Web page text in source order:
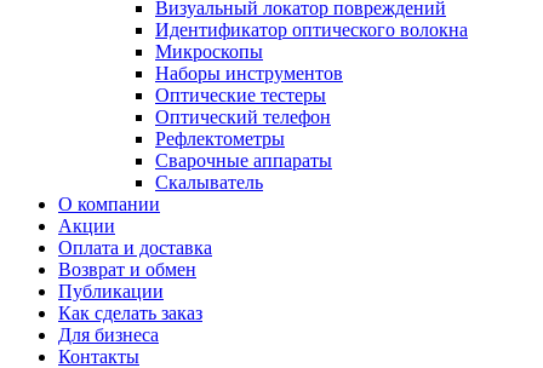
Визуальный локатор повреждений
Идентификатор оптического волокна
Микроскопы
Наборы инструментов
Оптические тестеры
Оптический телефон
Рефлектометры
Сварочные аппараты
Скалыватель
О компании
Акции
Оплата и доставка
Возврат и обмен
Публикации
Как сделать заказ
Для бизнеса
Контакты